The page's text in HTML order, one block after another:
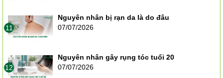
11
Nguyên nhân bị rạn da là do đâu
07/07/2026
12
Nguyên nhân gây rụng tóc tuổi 20
07/07/2026